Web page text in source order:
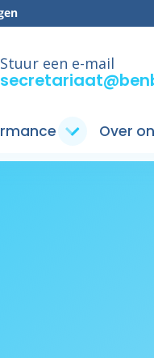
Stuur een e-mail
Over